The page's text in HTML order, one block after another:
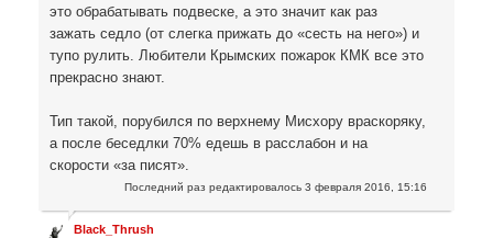
это обрабатывать подвеске, а это значит как раз
зажать седло (от слегка прижать до «сесть на него») и
тупо рулить. Любители Крымских пожарок КМК все это
прекрасно знают.
Тип такой, порубился по верхнему Мисхору враскоряку,
а после беседлки 70% едешь в расслабон и на
скорости «за писят».
Последний раз редактировалось 3 февраля 2016, 15:16
Black_Thrush